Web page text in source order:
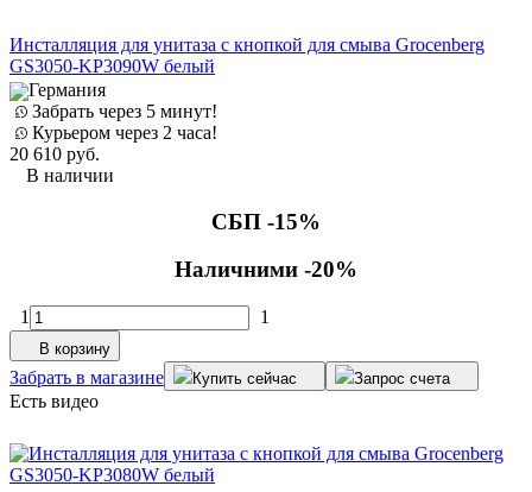
Инсталляция для унитаза с кнопкой для смыва Grocenberg
GS3050-KP3090W белый
Германия
Забрать через 5 минут!
Курьером через 2 часа!
20 610 руб.
В наличии
СБП -15%
Наличними -20%
1 1
В корзину
Забрать в магазине Купить сейчас Запрос счета
Есть видео